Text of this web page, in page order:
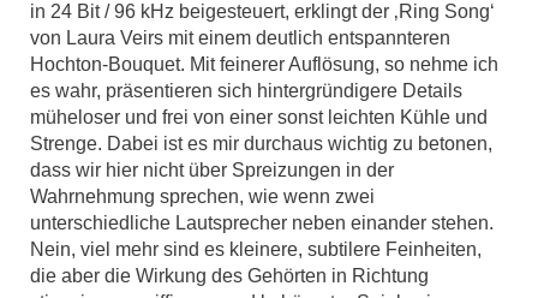
in 24 Bit / 96 kHz beigesteuert, erklingt der ‚Ring Song‘
von Laura Veirs mit einem deutlich entspannteren
Hochton-Bouquet. Mit feinerer Auflösung, so nehme ich
es wahr, präsentieren sich hintergründigere Details
müheloser und frei von einer sonst leichten Kühle und
Strenge. Dabei ist es mir durchaus wichtig zu betonen,
dass wir hier nicht über Spreizungen in der
Wahrnehmung sprechen, wie wenn zwei
unterschiedliche Lautsprecher neben einander stehen.
Nein, viel mehr sind es kleinere, subtilere Feinheiten,
die aber die Wirkung des Gehörten in Richtung